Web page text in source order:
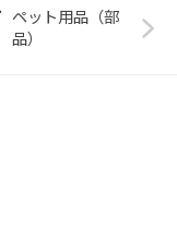
ペット用品（部
品）